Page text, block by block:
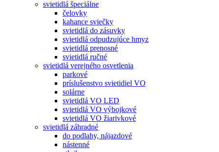
svietidlá špeciálne
čelovky
kahance sviečky
svietidlá do zásuvky
svietidlá odpudzujúce hmyz
svietidlá prenosné
svietidlá ručné
svietidlá verejného osvetlenia
parkové
príslušenstvo svietidiel VO
solárne
svietidlá VO LED
svietidlá VO výbojkové
svietidlá VO žiarivkové
svietidlá záhradné
do podlahy, nájazdové
nástenné